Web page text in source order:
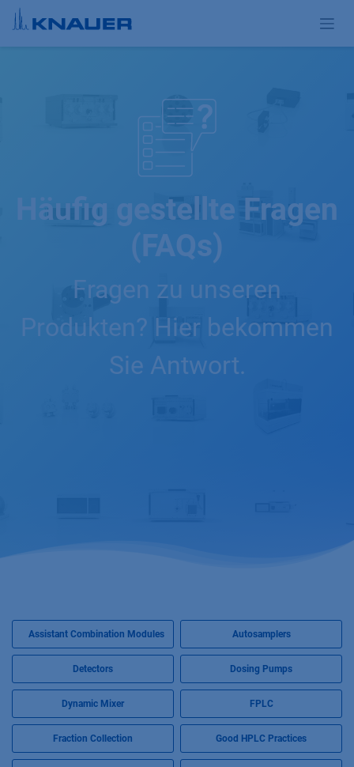
Zum Inhalt springen
Häufig gestellte Fragen
(FAQs)
Fragen zu unseren
Produkten? Hier bekommen
Sie Antwort.
Assistant Combination Modules Autosamplers
Detectors Dosing Pumps
Dynamic Mixer FPLC
Fraction Collection Good HPLC Practices